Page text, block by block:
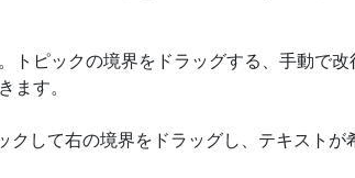
トピックの境界をドラッグする、手動で
ます。
して右の境界をドラッグし、テキストが